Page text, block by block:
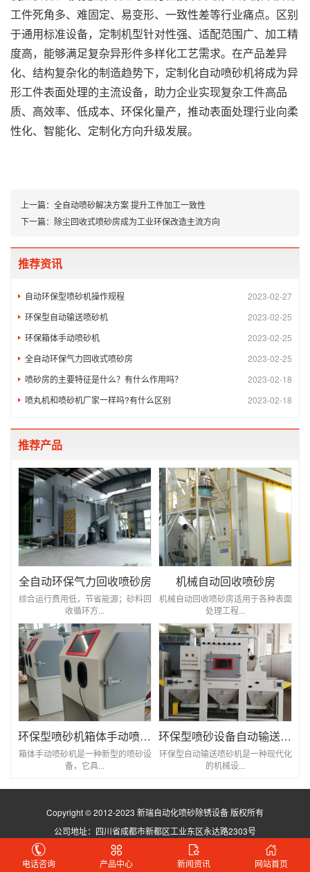
工件死角多、难固定、易变形、一致性差等行业痛点。区别
于通用标准设备，定制机型针对性强、适配范围广、加工精
度高，能够满足复杂异形件多样化工艺需求。在产品差异
化、结构复杂化的制造趋势下，定制化自动喷砂机将成为异
形工件表面处理的主流设备，助力企业实现复杂工件高品
质、高效率、低成本、环保化量产，推动表面处理行业向柔
性化、智能化、定制化方向升级发展。
上一篇： 全自动喷砂解决方案 提升工件加工一致性
下一篇： 除尘回收式喷砂房成为工业环保改造主流方向
推荐资讯
2023-02-27
自动环保型喷砂机操作规程
2023-02-25
环保型自动输送喷砂机
2023-02-25
环保箱体手动喷砂机
2023-02-25
全自动环保气力回收式喷砂房
2023-02-18
喷砂房的主要特征是什么？有什么作用吗？
2023-02-18
喷丸机和喷砂机厂家一样吗?有什么区别
推荐产品
全自动环保气力回收喷砂房
综合运行费用低，节省能源；砂料回
收循环方...
机械自动回收喷砂房
机械自动回收喷砂房适用于各种表面
处理工程...
环保型喷砂机箱体手动喷砂机
箱体手动喷砂机是一种新型的喷砂设
备，它具...
环保型喷砂设备自动输送喷砂机
环保型自动输送喷砂机是一种现代化
的机械设...
Copyright © 2012-2023 新瑞自动化喷砂除锈设备 版权所有
公司地址：四川省成都市新都区工业东区永达路2303号
蜀ICP备2021029923号
电话咨询
产品中心 新闻资讯 网站首页